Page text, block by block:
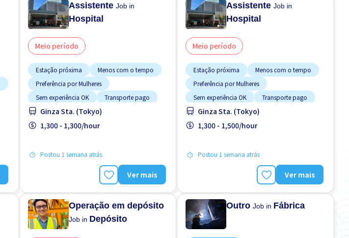
AssistenteJob in
Hospital
Meio período
Estação próxima
Menos com o tempo
Preferência por Mulheres
Sem experiência OK
Transporte pago
Ginza Sta. (Tokyo)
1,300 - 1,300/hour
Postou 1 semana atrás
Ver mais
AssistenteJob in
Hospital
Meio período
Estação próxima
Menos com o tempo
Preferência por Mulheres
Sem experiência OK
Transporte pago
Ginza Sta. (Tokyo)
1,300 - 1,500/hour
Postou 1 semana atrás
Ver mais
Operação em depósito
Job in Depósito
OutroJob in Fábrica